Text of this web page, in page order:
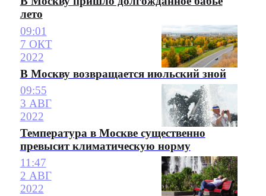
лето
09:01
7 ОКТ
2022
В Москву возвращается июльский зной
09:55
3 АВГ
2022
Температура в Москве существенно
превысит климатическую норму
11:47
2 АВГ
2022